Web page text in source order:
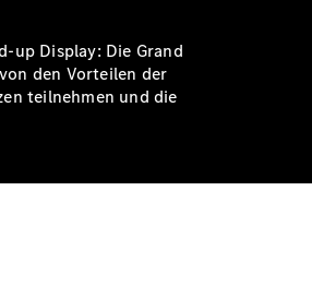
up Display: Die Grand
den Vorteilen der
teilnehmen und die